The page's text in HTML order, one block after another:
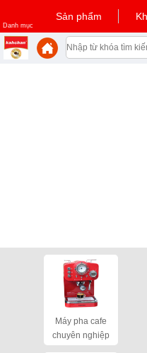
Danh mục
Sản phẩm
Máy pha cafe
chuyên nghiệp